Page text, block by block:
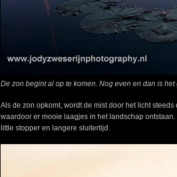
De zon begint al op te komen. Nog even en dan is
Als de zon opkomt, wordt de mist door het licht
waardoor er mooie laagjes in het landschap
little stopper en langere sluitertijd.